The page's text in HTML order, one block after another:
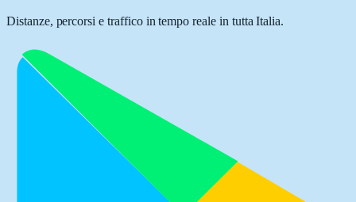
Distanze, percorsi e traffico in tempo reale in tutta Italia.